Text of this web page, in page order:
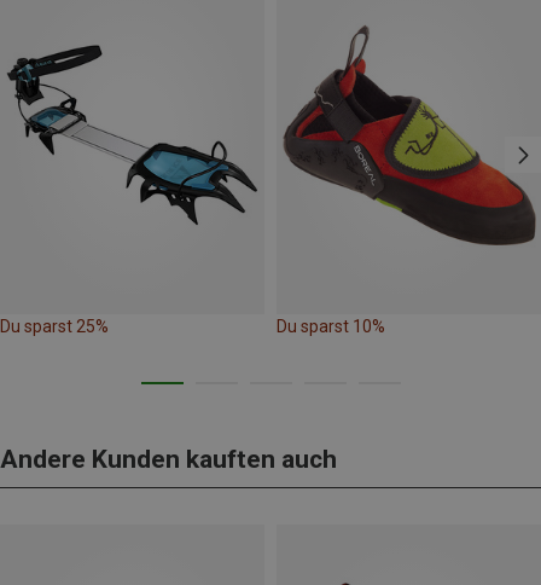
Du sparst 25% Du sparst 10%
Andere Kunden kauften auch